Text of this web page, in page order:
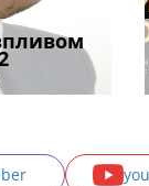
для
замінить